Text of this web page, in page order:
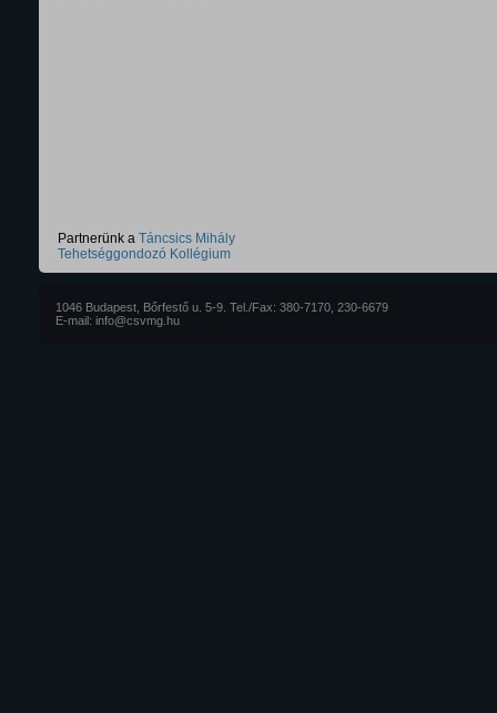
Partnerünk a Táncsics Mihály
Tehetséggondozó Kollégium
1046 Budapest, Bőrfestő u. 5-9. Tel./Fax: 380-7170, 230-6679
E-mail: info@csvmg.hu